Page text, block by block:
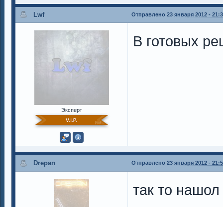
Lwf Отправлено 23 января 2012 -
Эксперт
В готовых
Drepan Отправлено 23 января 2012 -
так то